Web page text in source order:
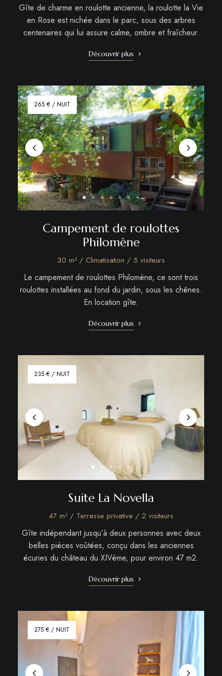
Gîte de charme en roulotte ancienne, la roulotte la Vie
en Rose est nichée dans le parc, sous des arbres
centenaires qui lui assure calme, ombre et fraîcheur.
Découvrir plus
265 € / NUIT
Campement de roulottes
Philomène
30 m² / Climatisation / 5 visiteurs
Le campement de roulottes Philomène, ce sont trois
roulottes installées au fond du jardin, sous les chênes.
En location gîte.
Découvrir plus
235 € / NUIT
Suite La Novella
47 m² / Terrasse privative / 2 visiteurs
Gîte indépendant jusqu’à deux personnes avec deux
belles pièces voûtées, conçu dans les anciennes
écuries du château du XIVème, pour environ 47 m2.
Découvrir plus
275 € / NUIT